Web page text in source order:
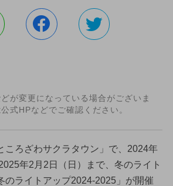
が変更になっている場合がございま
式HPなどでご確認ください。
ころざわサクラタウン」で、2024年
年2月2日（日）まで、冬のライト
のライトアップ2024-2025」が開催